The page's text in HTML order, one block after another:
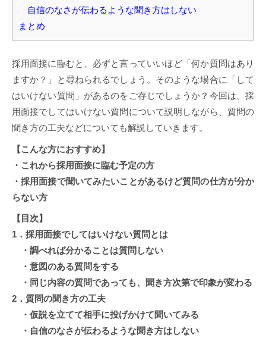
自信のなさが伝わるような聞き方はしない
まとめ
採用面接に臨むと、必ずと言っていいほど「何か質問はあり
ますか？」と尋ねられるでしょう。そのような場合に「して
はいけない質問」があるのをご存じでしょうか？今回は、採
用面接でしてはいけない質問について説明しながら、質問の
聞き方の工夫などについても解説していきます。
【こんな方におすすめ】
・これから採用面接に臨む予定の方
・採用面接で聞いてみたいことがあるけど質問の仕方が分か
らない方
【目次】
1．採用面接でしてはいけない質問とは
・調べれば分かることは質問しない
・意図のある質問をする
・同じ内容の質問であっても、聞き方次第で印象が変わる
2．質問の聞き方の工夫
・仮説を立てて相手に投げかけて聞いてみる
・自信のなさが伝わるような聞き方はしない